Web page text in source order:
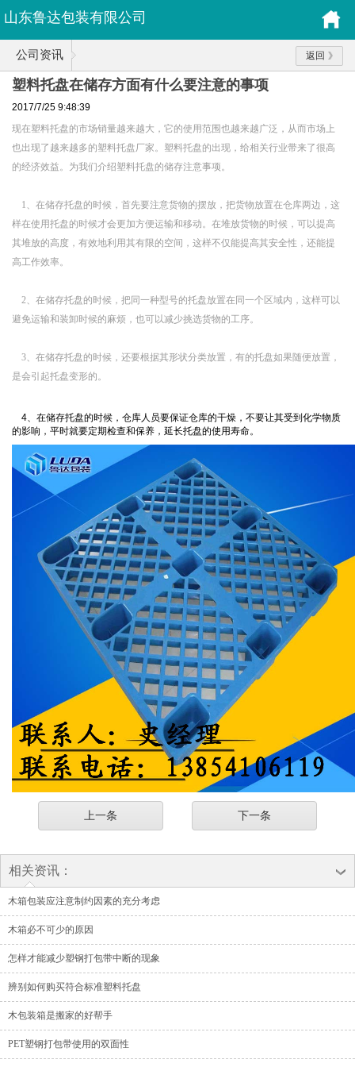
山东鲁达包装有限公司
公司资讯 返回
塑料托盘在储存方面有什么要注意的事项
2017/7/25 9:48:39
现在塑料托盘的市场销量越来越大，它的使用范围也越来越广泛，从而市场上
也出现了越来越多的塑料托盘厂家。塑料托盘的出现，给相关行业带来了很高
的经济效益。为我们介绍塑料托盘的储存注意事项。
1、在储存托盘的时候，首先要注意货物的摆放，把货物放置在仓库两边，这
样在使用托盘的时候才会更加方便运输和移动。在堆放货物的时候，可以提高
其堆放的高度，有效地利用其有限的空间，这样不仅能提高其安全性，还能提
高工作效率。
2、在储存托盘的时候，把同一种型号的托盘放置在同一个区域内，这样可以
避免运输和装卸时候的麻烦，也可以减少挑选货物的工序。
3、在储存托盘的时候，还要根据其形状分类放置，有的托盘如果随便放置，
是会引起托盘变形的。
4、在储存托盘的时候，仓库人员要保证仓库的干燥，不要让其受到化学物质
的影响，平时就要定期检查和保养，延长托盘的使用寿命。
上一条 下一条
相关资讯：
木箱包装应注意制约因素的充分考虑
木箱必不可少的原因
怎样才能减少塑钢打包带中断的现象
辨别如何购买符合标准塑料托盘
木包装箱是搬家的好帮手
PET塑钢打包带使用的双面性